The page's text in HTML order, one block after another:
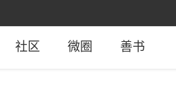
社区 微圈 善书